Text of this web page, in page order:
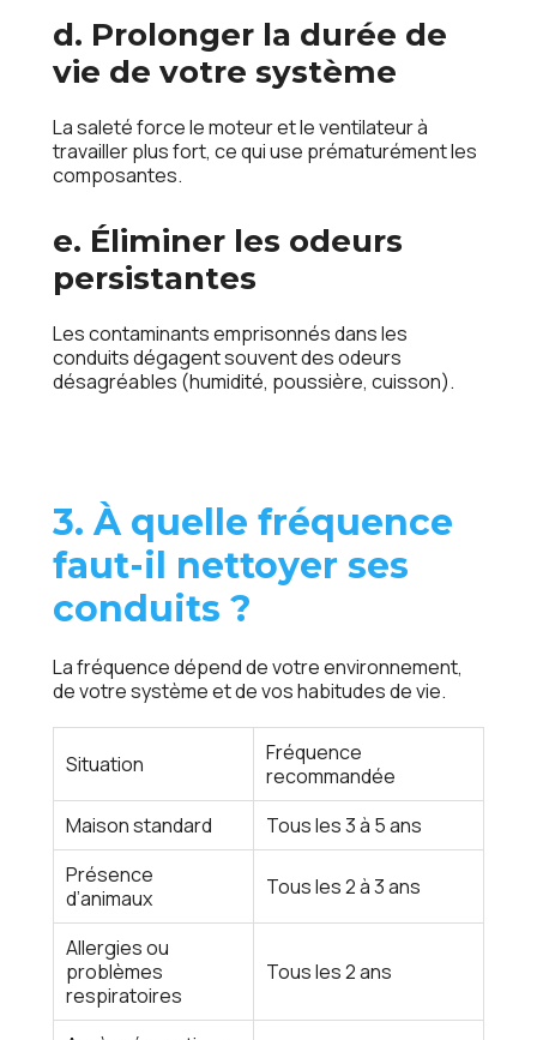
d. Prolonger la durée de
vie de votre système
La saleté force le moteur et le ventilateur à
travailler plus fort, ce qui use prématurément les
composantes.
e. Éliminer les odeurs
persistantes
Les contaminants emprisonnés dans les
conduits dégagent souvent des odeurs
désagréables (humidité, poussière, cuisson).
3. À quelle fréquence
faut-il nettoyer ses
conduits ?
La fréquence dépend de votre environnement,
de votre système et de vos habitudes de vie.
Situation
Fréquence
recommandée
Maison standard
Tous les 3 à 5 ans
Présence
d’animaux
Tous les 2 à 3 ans
Allergies ou
problèmes
respiratoires
Tous les 2 ans